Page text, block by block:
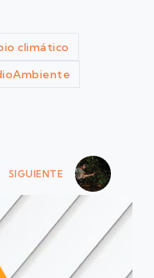
climático
SIGUIENTE